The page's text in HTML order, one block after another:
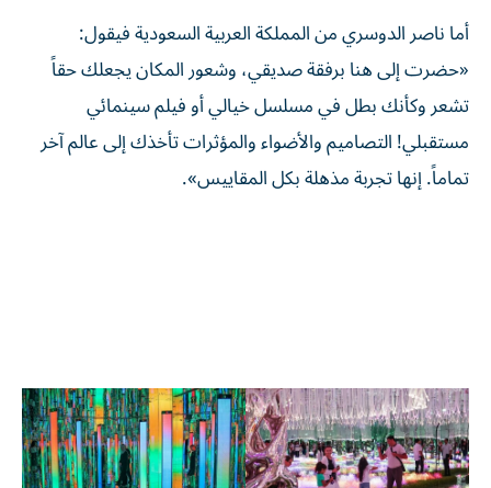
أما ناصر الدوسري من المملكة العربية السعودية فيقول:
«حضرت إلى هنا برفقة صديقي، وشعور المكان يجعلك حقاً
تشعر وكأنك بطل في مسلسل خيالي أو فيلم سينمائي
مستقبلي! التصاميم والأضواء والمؤثرات تأخذك إلى عالم آخر
تماماً. إنها تجربة مذهلة بكل المقاييس».